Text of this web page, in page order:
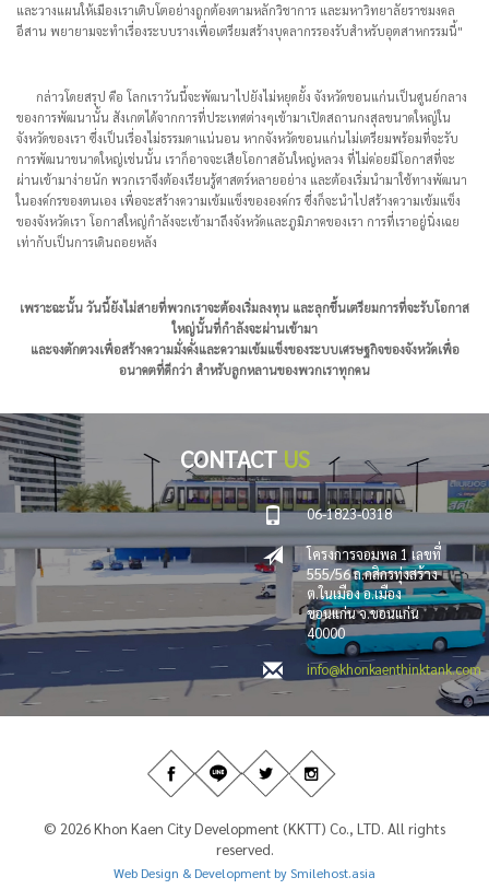
และวางแผนให้เมืองเราเติบโตอย่างถูกต้องตามหลักวิชาการ และมหาวิทยาลัยราชมงคล
อีสาน พยายามจะทำเรื่องระบบรางเพื่อเตรียมสร้างบุคลากรรองรับสำหรับอุตสาหกรรมนี้
กล่าวโดยสรุป คือ โลกเราวันนี้จะพัฒนาไปยังไม่หยุดยั้ง จังหวัดขอนแก่นเป็นศูนย์กลาง
ของการพัฒนานั้น สังเกตได้จากการที่ประเทศต่างๆเข้ามาเปิดสถานกงสุลขนาดใหญ่ใน
จังหวัดของเรา ซึ่งเป็นเรื่องไม่ธรรมดาแน่นอน หากจังหวัดขอนแก่นไม่เตรียมพร้อมที่จะรับ
การพัฒนาขนาดใหญ่เช่นนั้น เราก็อาจจะเสียโอกาสอันใหญ่หลวง ที่ไม่ค่อยมีโอกาสที่จะ
ผ่านเข้ามาง่ายนัก พวกเราจึงต้องเรียนรู้ศาสตร์หลายอย่าง และต้องเริ่มนำมาใช้ทางพัฒนา
ในองค์กรของตนเอง เพื่อจะสร้างความเข้มแข็งขององค์กร ซึ่งก็จะนำไปสร้างความเข้มแข็ง
ของจังหวัดเรา โอกาสใหญ่กำลังจะเข้ามาถึงจังหวัดและภูมิภาคของเรา การที่เราอยู่นิ่งเฉย
เท่ากับเป็นการเดินถอยหลัง
เพราะฉะนั้น วันนี้ยังไม่สายที่พวกเราจะต้องเริ่มลงทุน และลุกขึ้นเตรียมการที่จะรับโอกาส
ใหญ่นั้นที่กำลังจะผ่านเข้ามา
และจงตักตวงเพื่อสร้างความมั่งคั่งและความเข้มแข็งของระบบเศรษฐกิจของจังหวัดเพื่อ
อนาคตที่ดีกว่า สำหรับลูกหลานของพวกเราทุกคน
CONTACT US
06-1823-0318
โครงการจอมพล 1 เลขที่
555/56 ถ.กสิกรทุ่งสร้าง
ต.ในเมือง อ.เมือง
ขอนแก่น จ.ขอนแก่น
40000
info@khonkaenthinktank.com
© 2026 Khon Kaen City Development (KKTT) Co., LTD. All rights
reserved.
Web Design & Development by Smilehost.asia